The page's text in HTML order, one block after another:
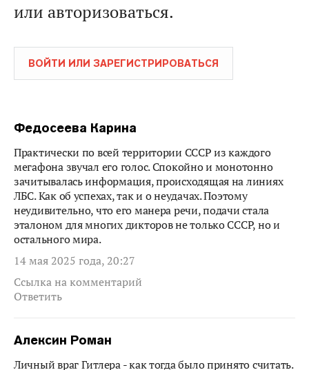
или авторизоваться.
ВОЙТИ ИЛИ ЗАРЕГИСТРИРОВАТЬСЯ
Федосеева Карина
Практически по всей территории СССР из каждого
мегафона звучал его голос. Спокойно и монотонно
зачитывалась информация, происходящая на линиях
ЛБС. Как об успехах, так и о неудачах. Поэтому
неудивительно, что его манера речи, подачи стала
эталоном для многих дикторов не только СССР, но и
остального мира.
14 мая 2025 года, 20:27
Ссылка на комментарий
Ответить
Алексин Роман
Личный враг Гитлера - как тогда было принято считать.